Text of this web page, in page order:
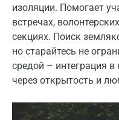
изоляции. Помогает
встречах,
секциях. Поиск
но старайтесь не
средой – интеграция
через открытость и